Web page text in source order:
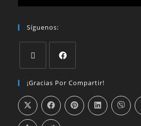
Síguenos:
¡Gracias Por Compartir!